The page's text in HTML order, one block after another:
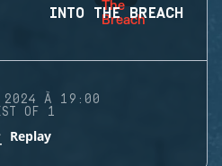
INTO THE BREACH
2024 À 19:00
OF 1
Replay